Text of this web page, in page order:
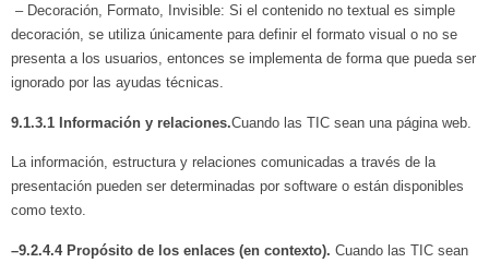
– Decoración, Formato, Invisible: Si el contenido no textual es simple
decoración, se utiliza únicamente para definir el formato visual o no se
presenta a los usuarios, entonces se implementa de forma que pueda ser
ignorado por las ayudas técnicas.
9.1.3.1 Información y relaciones.Cuando las TIC sean una página web.
La información, estructura y relaciones comunicadas a través de la
presentación pueden ser determinadas por software o están disponibles
como texto.
–9.2.4.4 Propósito de los enlaces (en contexto). Cuando las TIC sean